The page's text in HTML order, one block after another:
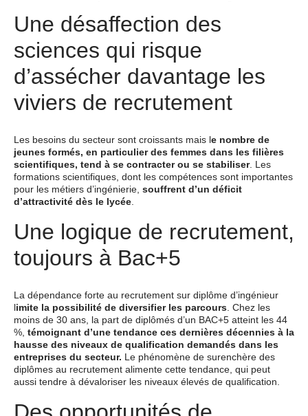
Une désaffection des
sciences qui risque
d’assécher davantage les
viviers de recrutement
Les besoins du secteur sont croissants mais le nombre de
jeunes formés, en particulier des femmes dans les filières
scientifiques, tend à se contracter ou se stabiliser. Les
formations scientifiques, dont les compétences sont importantes
pour les métiers d’ingénierie, souffrent d’un déficit
d’attractivité dès le lycée
Une logique de recrutement,
toujours à Bac+5
La dépendance forte au recrutement sur diplôme d’ingénieur
limite la possibilité de diversifier les parcours . Chez les
moins de 30 ans, la part de diplômés d’un BAC+5 atteint les 44
%, témoignant d’une tendance ces dernières décennies à la
hausse des niveaux de qualification demandés dans les
entreprises du secteur. Le phénomène de surenchère des
diplômes au recrutement alimente cette tendance, qui peut
aussi tendre à dévaloriser les niveaux élevés de qualification.